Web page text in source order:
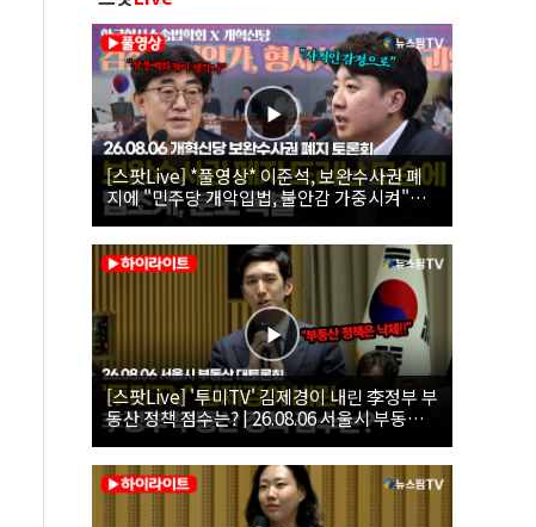
[스팟Live] *풀영상* 이준석, 보완수사권 폐
지에 "민주당 개악입법, 불안감 가중시켜"｜
26.08.06 개혁신당 보완수사권 폐지 토론회
[스팟Live] '투미TV' 김제경이 내린 李정부 부
동산 정책 점수는? | 26.08.06 서울시 부동산
대토론회